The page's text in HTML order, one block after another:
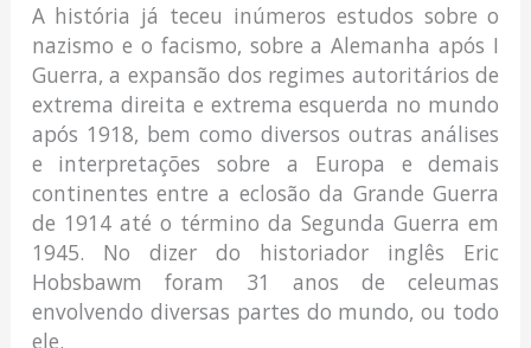
A história já teceu inúmeros estudos sobre o
nazismo e o facismo, sobre a Alemanha após I
Guerra, a expansão dos regimes autoritários de
extrema direita e extrema esquerda no mundo
após 1918, bem como diversos outras análises
e interpretações sobre a Europa e demais
continentes entre a eclosão da Grande Guerra
de 1914 até o término da Segunda Guerra em
1945. No dizer do historiador inglês Eric
Hobsbawm foram 31 anos de celeumas
envolvendo diversas partes do mundo, ou todo
ele.